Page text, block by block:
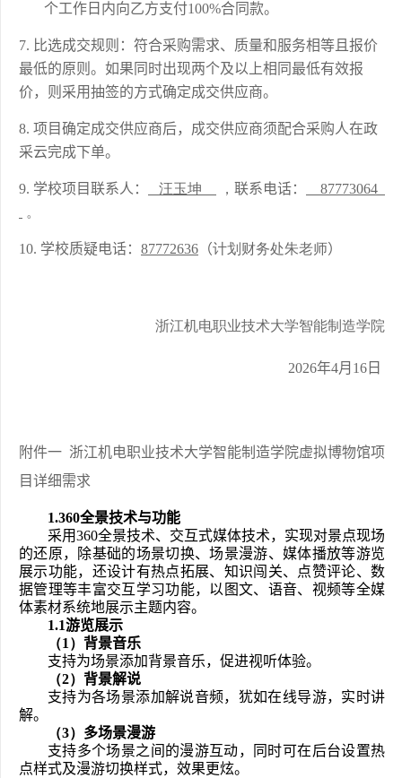
个工作日内向乙方支付100%合同款。
比选成交规则：符合采购需求、质量和服务相等且报价
最低的原则。如果同时出现两个及以上相同最低有效报
价，则采用抽签的方式确定成交供应商。
项目确定成交供应商后，成交供应商须配合采购人在政
采云完成下单。
学校项目联系人： 汪玉坤 ， 联系电话：
87773064
。
学校质疑电话： 87772636 （计划财务处朱老师）
浙江机电职业技术大学智能制造学院
2026年4月 16 日
附件一  浙江机电职业技术大学智能制造学院虚拟博物馆项
目详细需求
1.360全景技术与功能
采用360全景技术、交互式媒体技术，实现对景点现场
的还原，除基础的场景切换、场景漫游、媒体播放等游览
展示功能，还设计有热点拓展、知识闯关、点赞评论、数
据管理等丰富交互学习功能，以图文、语音、视频等全媒
体素材系统地展示主题内容。
1.1游览展示
（1） 背景音乐
支持为场景添加背景音乐，促进视听体验。
（2） 背景解说
支持为各场景添加解说音频，犹如在线导游，实时讲
解。
（3） 多场景漫游
支持多个场景之间的漫游互动，同时可在后台设置热
点样式及漫游切换样式，效果更炫。